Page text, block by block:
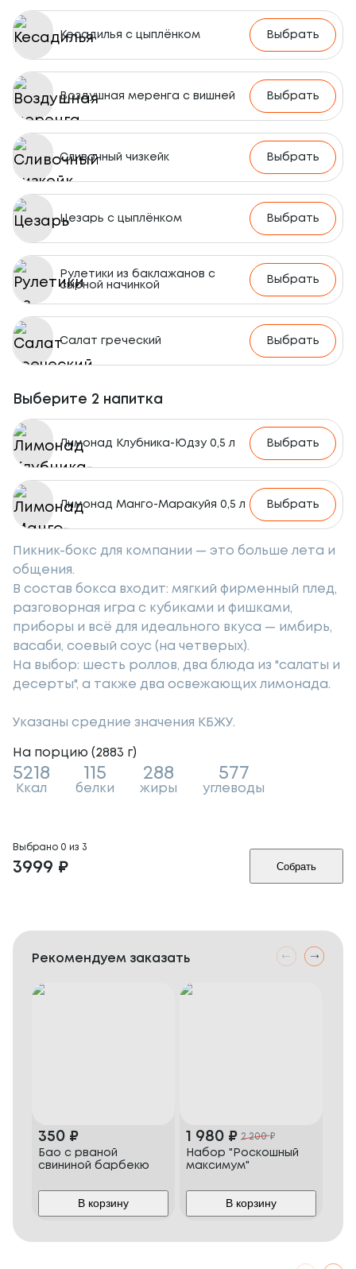
Кесадилья с цыплёнком Выбрать
Воздушная меренга с вишней Выбрать
Сливочный чизкейк Выбрать
Цезарь с цыплёнком Выбрать
Рулетики из баклажанов с
сырной начинкой
Выбрать
Салат греческий Выбрать
Выберите 2 напитка
Лимонад Клубника-Юдзу 0,5 л Выбрать
Лимонад Манго-Маракуйя 0,5 л Выбрать
Пикник-бокс для компании — это больше лета и
общения.
В состав бокса входит: мягкий фирменный плед,
разговорная игра с кубиками и фишками,
приборы и всё для идеального вкуса — имбирь,
васаби, соевый соус (на четверых).
На выбор: шесть роллов, два блюда из "салаты и
десерты", а также два освежающих лимонада.
Указаны средние значения КБЖУ.
На порцию (2883 г)
5218
Ккал
115
белки
288
жиры
577
углеводы
3999 ₽
Выбрано 0 из 3
Собрать
Рекомендуем заказать
350 ₽
Бао с рваной
свининой барбекю
В корзину
1 980 ₽ 2 200₽
Набор "Роскошный
максимум"
В корзину